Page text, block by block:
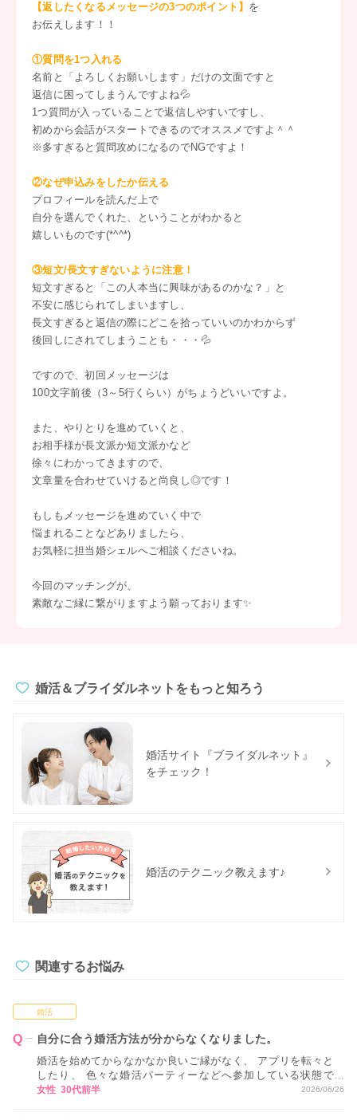
【返したくなるメッセージの3つのポイント】 を
お伝えします！！
①質問を1つ入れる
名前と「よろしくお願いします」だけの文面ですと
返信に困ってしまうんですよね💦
1つ質問が入っていることで返信しやすいですし、
初めから会話がスタートできるのでオススメですよ＾＾
※多すぎると質問攻めになるのでNGですよ！
②なぜ申込みをしたか伝える
プロフィールを読んだ上で
自分を選んでくれた、ということがわかると
嬉しいものです(*^^*)
③短文/長文すぎないように注意！
短文すぎると「この人本当に興味があるのかな？」と
不安に感じられてしまいますし、
長文すぎると返信の際にどこを拾っていいのかわからず
後回しにされてしまうことも・・・💦
ですので、初回メッセージは
100文字前後（3～5行くらい）がちょうどいいですよ。
また、やりとりを進めていくと、
お相手様が長文派か短文派かなど
徐々にわかってきますので、
文章量を合わせていけると尚良し◎です！
もしもメッセージを進めていく中で
悩まれることなどありましたら、
お気軽に担当婚シェルへご相談くださいね。
今回のマッチングが、
素敵なご縁に繋がりますよう願っております✨
婚活＆ブライダルネットをもっと知ろう
婚活サイト『ブライダルネット』
をチェック！
婚活のテクニック教えます♪
関連するお悩み
婚活
自分に合う婚活方法が分からなくなりました。
婚活を始めてからなかなか良いご縁がなく、 アプリを転々と
したり、 色々な婚活パーティーなどへ参加している状態で
す。 ただ、正直なところ、 どれが自分に合っているかが分か
女性 30代前半 2026/06/26